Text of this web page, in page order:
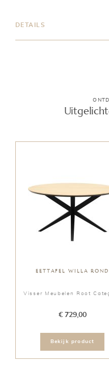
DETAILS
EETTAFEL WILLA ROND
Visser Meubelen Root
€ 729,00
Bekijk product